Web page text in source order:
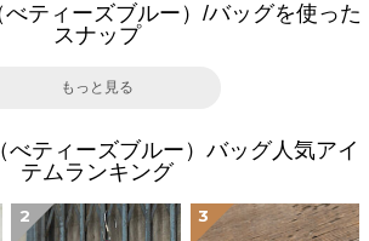
ティーズブルー）/バッグを使った
スナップ
もっと見る
べティーズブルー）バッグ人気アイ
テムランキング
2 3